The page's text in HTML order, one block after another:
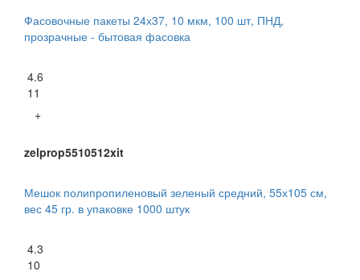
Фасовочные пакеты 24х37, 10 мкм, 100 шт, ПНД,
прозрачные - бытовая фасовка
4.6
11
+
zelprop5510512xit
Мешок полипропиленовый зеленый средний, 55х105 см,
вес 45 гр. в упаковке 1000 штук
4.3
10